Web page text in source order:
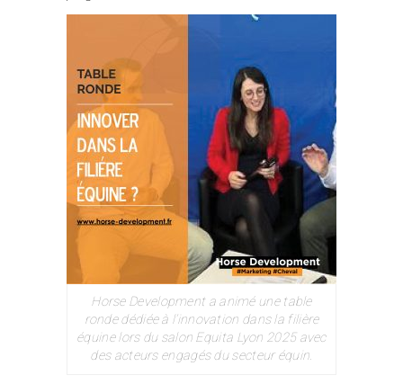
Horse Development a animé une table
ronde dédiée à l’innovation dans la filière
équine lors du salon Equita Lyon 2025 avec
des acteurs engagés du secteur équin.